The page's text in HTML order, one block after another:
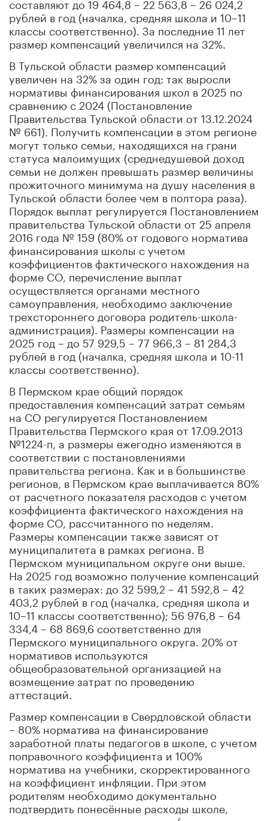
рублей в год (началка, средняя школа и 10–11
классы соответственно). За последние 11 лет
размер компенсаций увеличился на 32%.
В Тульской области размер компенсаций
увеличен на 32% за один год: так выросли
нормативы финансирования школ в 2025 по
сравнению с 2024 (Постановление
Правительства Тульской области от 13.12.2024
№ 661). Получить компенсации в этом регионе
могут только семьи, находящихся на грани
статуса малоимущих (среднедушевой доход
семьи не должен превышать размер величины
прожиточного минимума на душу населения в
Тульской области более чем в полтора раза).
Порядок выплат регулируется Постановлением
правительства Тульской области от 25 апреля
2016 года № 159 (80% от годового норматива
финансирования школы с учетом
коэффициентов фактического нахождения на
форме СО, перечисление выплат
осуществляется органами местного
самоуправления, необходимо заключение
трехстороннего договора родитель-школа-
администрация). Размеры компенсации на
2025 год – до 57 929,5 – 77 966,3 – 81 284,3
рублей в год (началка, средняя школа и 10-11
классы соответственно).
В Пермском крае общий порядок
предоставления компенсаций затрат семьям
на СО регулируется Постановлением
Правительства Пермского края от 17.09.2013
№1224-п, а размеры ежегодно изменяются в
соответствии с постановлениями
правительства региона. Как и в большинстве
регионов, в Пермском крае выплачивается 80%
от расчетного показателя расходов с учетом
коэффициента фактического нахождения на
форме СО, рассчитанного по неделям.
Размеры компенсации также зависят от
муниципалитета в рамках региона. В
Пермском муниципальном округе они выше.
На 2025 год возможно получение компенсаций
в таких размерах: до 32 599,2 – 41 592,8 – 42
403,2 рублей в год (началка, средняя школа и
10–11 классы соответственно); 56 976,8 – 64
334,4 – 68 869,6 соответственно для
Пермского муниципального округа. 20% от
нормативов используются
общеобразовательной организацией на
возмещение затрат по проведению
аттестаций.
Размер компенсации в Свердловской области
– 80% норматива на финансирование
заработной платы педагогов в школе, с учетом
поправочного коэффициента и 100%
норматива на учебники, скорректированного
на коэффициент инфляции. При этом
родителям необходимо документально
подтвердить понесённые расходы школе,